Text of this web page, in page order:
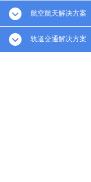
航空航天解决方案
轨道交通解决方案